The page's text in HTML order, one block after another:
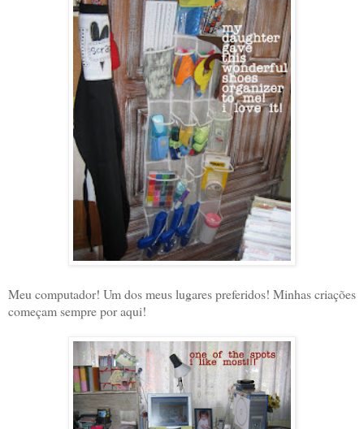
Meu computador! Um dos meus lugares preferidos! Minhas criações
começam sempre por aqui!